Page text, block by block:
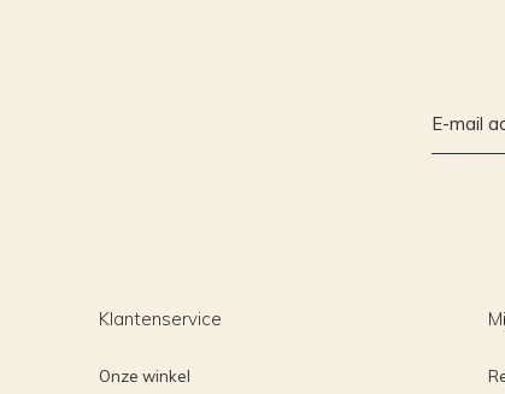
Klantenservice
Onze winkel